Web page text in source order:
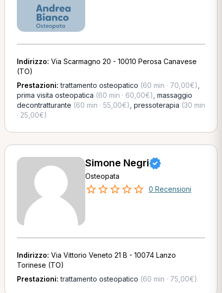
Indirizzo: Via Scarmagno 20 - 10010 Perosa Canavese
(TO)
Prestazioni:trattamento osteopatico (60 min · 70,00€)
prima visita osteopatica (60 min · 60,00€) massaggio
decontratturante (60 min · 55,00€) pressoterapia (30 min
· 25,00€)
Simone Negri
Osteopata
0 Recensioni
Indirizzo: Via Vittorio Veneto 21 B - 10074 Lanzo
Torinese (TO)
Prestazioni:trattamento osteopatico (60 min · 75,00€)